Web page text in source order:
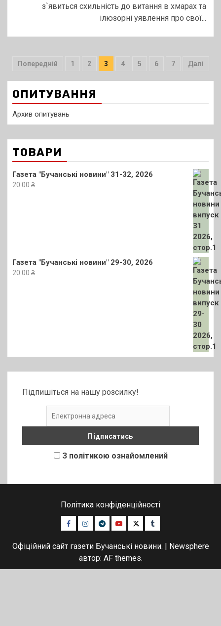
з`явиться схильність до витання в хмарах та
ілюзорні уявлення про свої...
Пагінація
записів
Попередній 1 2 3 4 5 6 7 Далі
ОПИТУВАННЯ
Архив опитувань
ТОВАРИ
Газета "Бучанські новини" 31-32, 2026
20.00 ₴
Газета "Бучанські новини" 29-30, 2026
20.00 ₴
Підпишіться на нашу розсилку!
З політикою ознайомлений
Політика конфіденційності
Facebook
Instagram
TelegramYoutubeTwitterTumblr
Офіційний сайт газети Бучанські новини.
Newsphere
автор: AF themes.